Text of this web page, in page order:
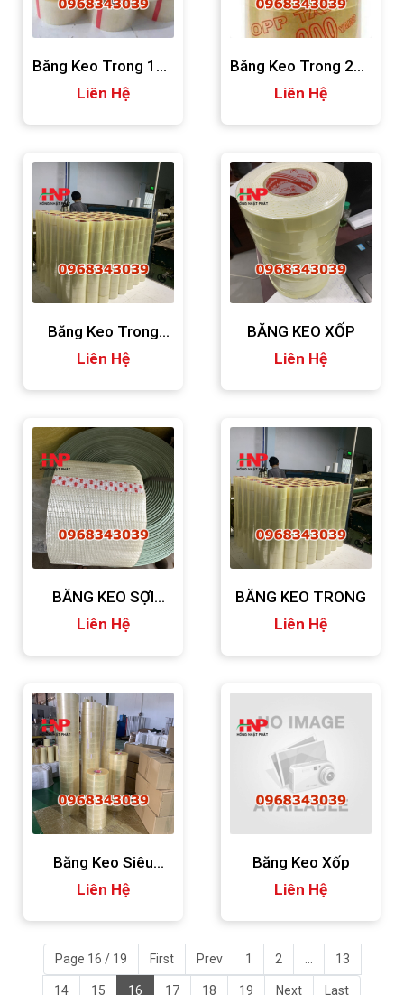
Băng Keo Trong 100
Yard
Liên Hệ
Băng Keo Trong 200
Yard
Liên Hệ
Băng Keo Trong
Bình Dương
Liên Hệ
BĂNG KEO XỐP
Liên Hệ
BĂNG KEO SỢI
THUỶ TINH
Liên Hệ
BĂNG KEO TRONG
Liên Hệ
Băng Keo Siêu
Trong Giá Rẻ
Liên Hệ
Băng Keo Xốp
Liên Hệ
Page 16 / 19 First Prev 1 2 13
14 15 16 17 18 19 Next Last